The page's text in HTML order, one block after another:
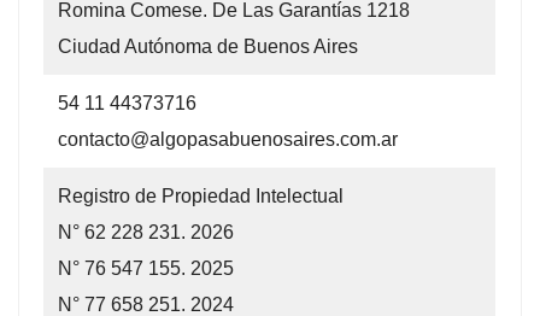
Romina Comese. De Las Garantías 1218
Ciudad Autónoma de Buenos Aires
54 11 44373716
contacto@algopasabuenosaires.com.ar
Registro de Propiedad Intelectual
N° 62 228 231. 2026
N° 76 547 155. 2025
N° 77 658 251. 2024